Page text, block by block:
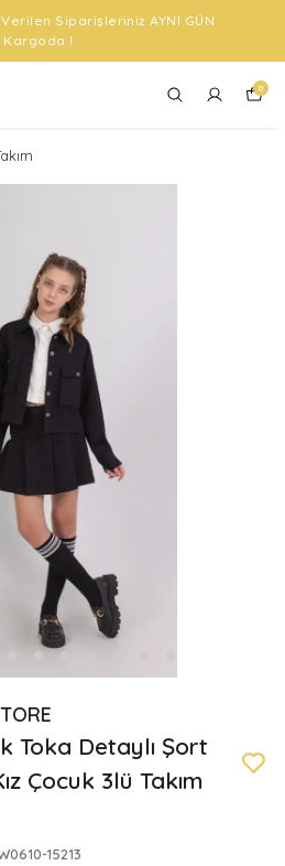
Siparişleriniz AYNI GÜN
Kargoda !
0
Toka Detaylı Şort
Çocuk 3lü Takım
15213